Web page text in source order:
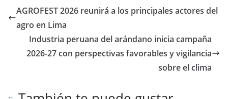
AGROFEST 2026 reunirá a los principales actores del
agro en Lima
Industria peruana del arándano inicia campaña
2026-27 con perspectivas favorables y vigilancia
sobre el clima